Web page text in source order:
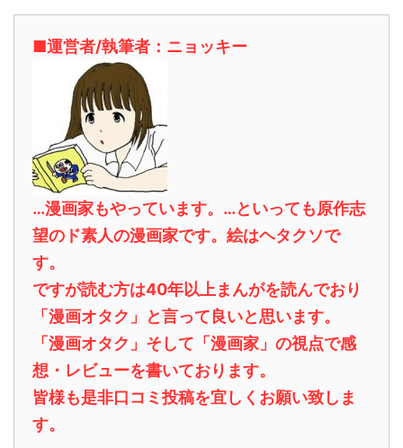
■運営者/執筆者：ニョッキー
…漫画家もやっています。…といっても原作志
望のド素人の漫画家です。絵はヘタクソで
す。
ですが読む方は40年以上まんがを読んでおり
「漫画オタク」と言って良いと思います。
「漫画オタク」そして「漫画家」の視点で感
想・レビューを書いております。
皆様も是非口コミ投稿を宜しくお願い致しま
す。